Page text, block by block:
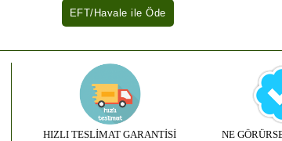
HIZLI TESLİMAT GARANTİSİ NE